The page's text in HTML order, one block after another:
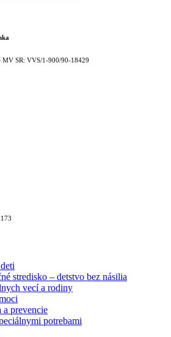
MV SR: VVS/1-900/90-18429
stredisko – detstvo bez násilia
vecí a rodiny
a prevencie
potrebami